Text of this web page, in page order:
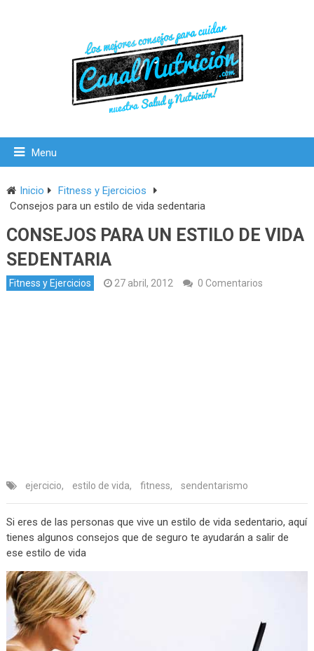
Menu
Inicio
Fitness y Ejercicios
Consejos para un estilo de vida sedentaria
CONSEJOS PARA UN ESTILO DE VIDA
SEDENTARIA
Fitness y Ejercicios 27 abril, 2012 0 Comentarios
ejercicio, estilo de vida, fitness, sendentarismo
Si eres de las personas que vive un estilo de vida sedentario, aquí
tienes algunos consejos que de seguro te ayudarán a salir de
ese estilo de vida